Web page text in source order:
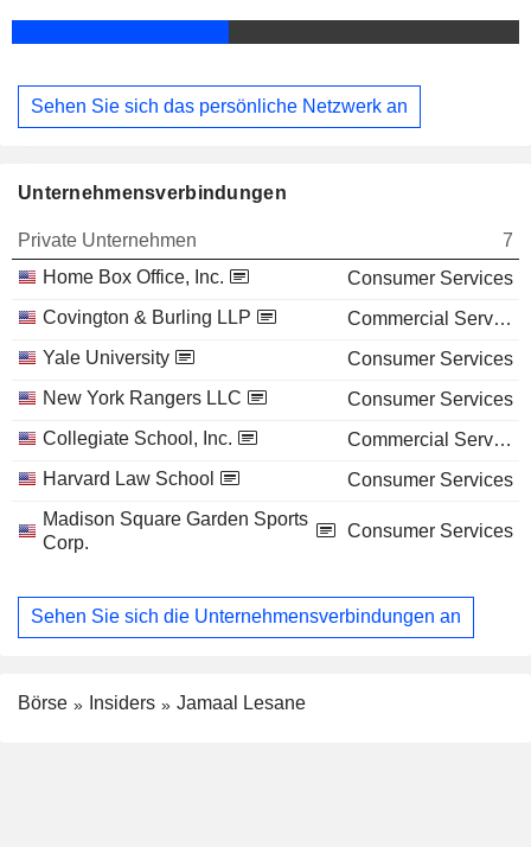
Sehen Sie sich das persönliche Netzwerk an
Unternehmensverbindungen
Private Unternehmen
7
Home Box Office, Inc.
Consumer Services
Covington & Burling LLP
Commercial Services
Yale University
Consumer Services
New York Rangers LLC
Consumer Services
Collegiate School, Inc.
Commercial Services
Harvard Law School
Consumer Services
Madison Square Garden Sports
Corp.
Consumer Services
Sehen Sie sich die Unternehmensverbindungen an
Börse Insiders Jamaal Lesane